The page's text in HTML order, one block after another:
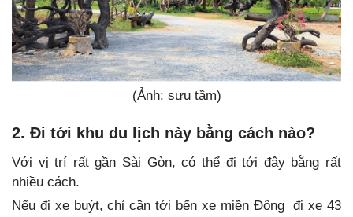
(Ảnh: sưu tầm)
2. Đi tới khu du lịch này bằng cách nào?
Với vị trí rất gần Sài Gòn, có thể đi tới đây bằng rất
nhiều cách.
Nếu đi xe buýt, chỉ cần tới bến xe miền Đông đi xe 43